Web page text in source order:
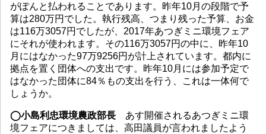
がぽんと払われることであります。昨年10月の段階で予
算は280万円でした。執行残高、つまり残った予算、お金
は116万3057円でしたが、2017年あつぎミニ環境フェア
にそれが使われます。その116万3057円の中に、昨年10
月にはなかった97万9256円が計上されています。都内に
拠点を置く団体への支出です。昨年10月には参加予定で
はなかった団体に84％もの支出を行う、これは一体何で
しょうか。
◯小島利忠環境農政部長 あす開催されるあつぎミニ環
境フェアにつきましては、高田議員が言われましたよう